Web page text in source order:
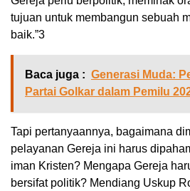
tujuan untuk membangun sebuah
baik.”3
Baca juga : Generasi Muda:
Partai Golkar dalam Pemilu
Tapi pertanyaannya, bagaimana
pelayanan Gereja ini harus
iman Kristen? Mengapa Gereja
bersifat politik? Mendiang Uskup